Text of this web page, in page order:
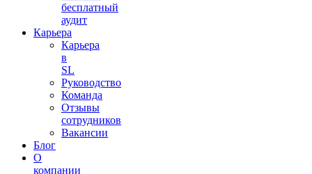
бесплатный
аудит
Карьера
Карьера
в
SL
Руководство
Команда
Отзывы
сотрудников
Вакансии
Блог
О
компании